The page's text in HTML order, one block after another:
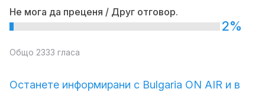
Не мога да преценя / Друг отговор.
2%
Общо 2333 гласа
Останете информирани с Bulgaria ON AIR и в